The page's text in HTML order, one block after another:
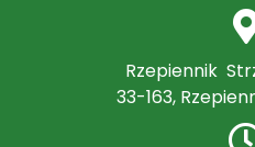
Rzepiennik
33-163,